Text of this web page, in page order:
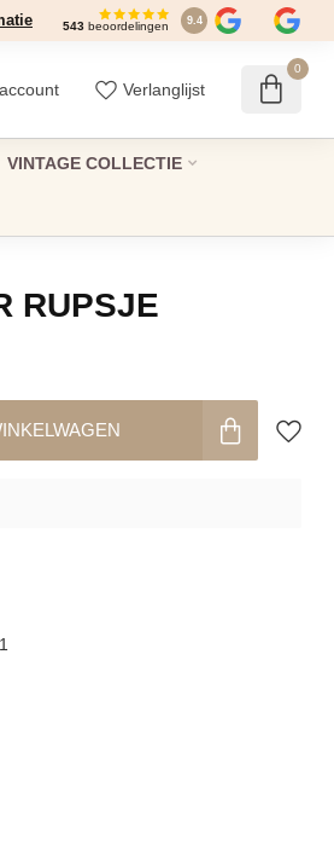
543 beoordelingen 9.4
Verlanglijst
0
VINTAGE COLLECTIE
RUPSJE